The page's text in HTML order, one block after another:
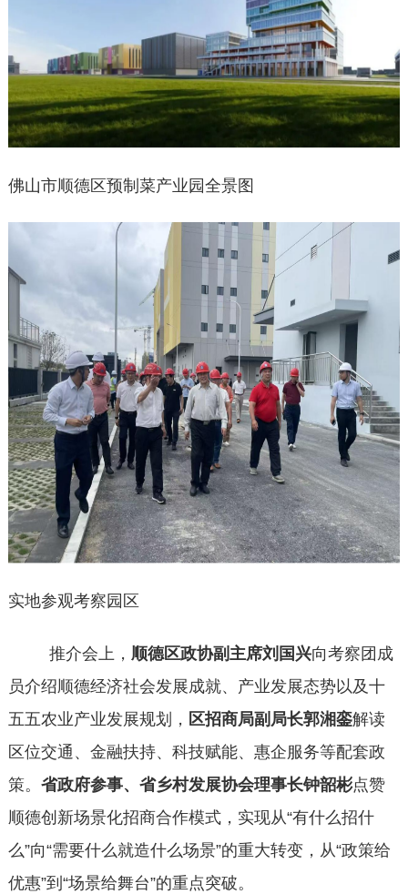
佛山市顺德区预制菜产业园全景图
实地参观考察园区
推介会上， 顺德区政协副主席刘国兴向考察团成
员介绍顺德经济社会发展成就、产业发展态势以及十
五五农业产业发展规划， 区招商局副局长郭湘銮解读
区位交通、金融扶持、科技赋能、惠企服务等配套政
策。 省政府参事、省乡村发展协会理事长钟韶彬点赞
顺德创新场景化招商合作模式，实现从“有什么招什
么”向“需要什么就造什么场景”的重大转变，从“政策给
优惠”到“场景给舞台”的重点突破。